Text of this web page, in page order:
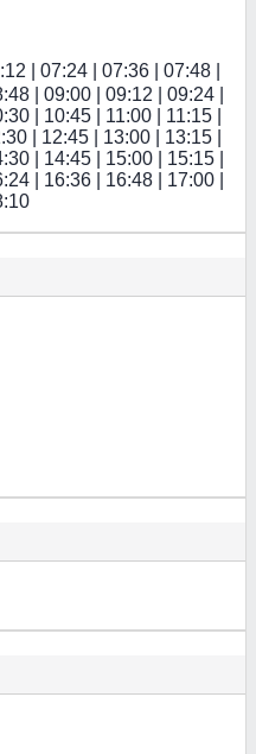
| 07:24 | 07:36 | 07:48 |
| 09:00 | 09:12 | 09:24 |
| 10:45 | 11:00 | 11:15 |
| 12:45 | 13:00 | 13:15 |
| 14:45 | 15:00 | 15:15 |
| 16:36 | 16:48 | 17:00 |